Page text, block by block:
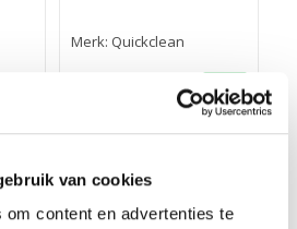
van cookies
om content en advertenties te
Merk: Quickclean